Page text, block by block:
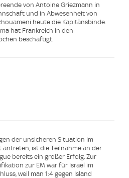
von Antoine Griezmann in
und in Abwesenheit von
heute die Kapitänsbinde.
hat Frankreich in den
beschäftigt.
der unsicheren Situation im
antreten, ist die Teilnahme an der
bereits ein großer Erfolg. Zur
zur EM war für Israel im
weil man 1:4 gegen Island